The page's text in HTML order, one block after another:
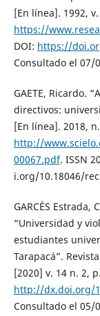
[En línea]. 1992,
https://
DOI: https://
Consultado el 07/
GAETE, Ricardo.
directivos:
[En línea]. 2018,
http://
00067.pdf. ISSN
i.org/10.18046/
GARCÉS Estrada,
“Universidad y
estudiantes
Tarapacá”.
[2020] v. 14 n. 2,
http://dx.doi.org/
Consultado el 05/